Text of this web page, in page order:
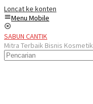
Loncat ke konten
Menu Mobile
SABUN CANTIK
Mitra Terbaik Bisnis Kosmetik